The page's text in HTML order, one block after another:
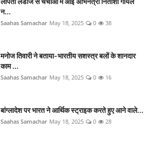
न...
Saahas Samachar May 18, 2025 0 38
मनोज तिवारी ने बताया-भारतीय सशस्त्र बलों के शानदार
काम ...
Saahas Samachar May 18, 2025 0 16
बांग्लादेश पर भारत ने आर्थिक स्ट्राइक करते हुए आने वाले...
Saahas Samachar May 18, 2025 0 28